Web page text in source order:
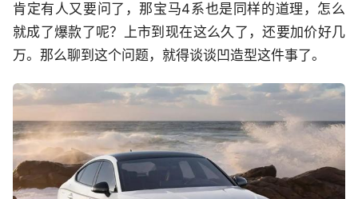
肯定有人又要问了，那宝马4系也是同样的道理，怎么
就成了爆款了呢？上市到现在这么久了，还要加价好几
万。那么聊到这个问题，就得谈谈凹造型这件事了。